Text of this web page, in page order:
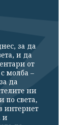
за да
и да
от
молба –
да
ни
по света,
интернет
и